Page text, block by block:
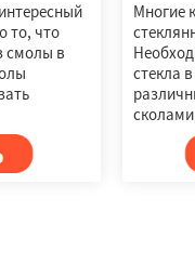
то, что
смолы в
Многие
стекла